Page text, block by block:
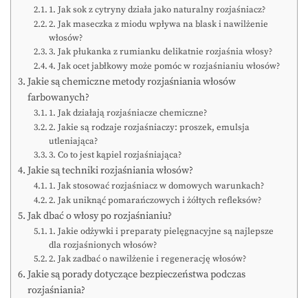
1. Jak sok z cytryny działa jako naturalny rozjaśniacz?
2. Jak maseczka z miodu wpływa na blask i nawilżenie
włosów?
3. Jak płukanka z rumianku delikatnie rozjaśnia włosy?
4. Jak ocet jabłkowy może pomóc w rozjaśnianiu włosów?
Jakie są chemiczne metody rozjaśniania włosów
farbowanych?
1. Jak działają rozjaśniacze chemiczne?
2. Jakie są rodzaje rozjaśniaczy: proszek, emulsja
utleniająca?
3. Co to jest kąpiel rozjaśniająca?
Jakie są techniki rozjaśniania włosów?
1. Jak stosować rozjaśniacz w domowych warunkach?
2. Jak uniknąć pomarańczowych i żółtych refleksów?
Jak dbać o włosy po rozjaśnianiu?
1. Jakie odżywki i preparaty pielęgnacyjne są najlepsze
dla rozjaśnionych włosów?
2. Jak zadbać o nawilżenie i regenerację włosów?
Jakie są porady dotyczące bezpieczeństwa podczas
rozjaśniania?